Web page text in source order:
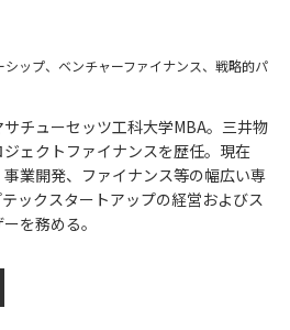
シップ、ベンチャーファイナンス、戦略的パ
チューセッツ工科大学MBA。三井物
ェクトファイナンスを歴任。現在
業開発、ファイナンス等の幅広い専
ックスタートアップの経営およびス
を務める。